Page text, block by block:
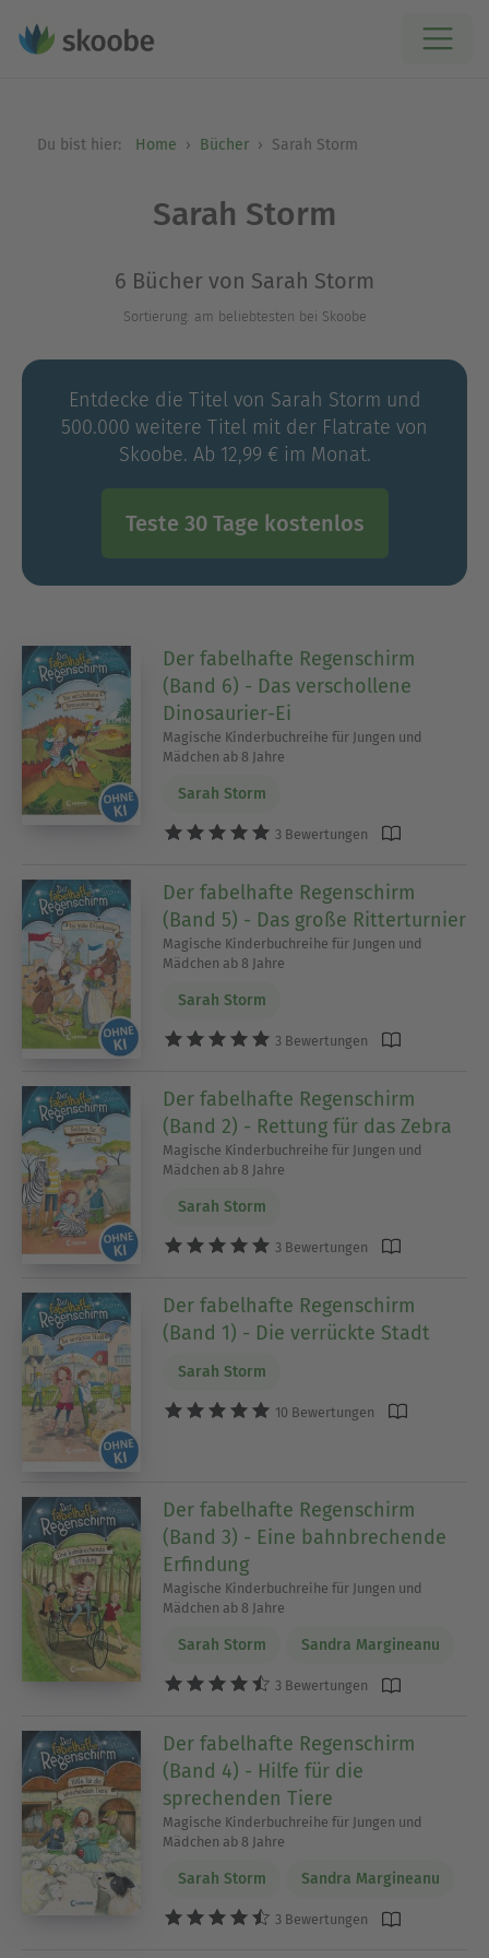
Du bist hier: Home Bücher Sarah Storm
Sarah Storm
6 Bücher von Sarah Storm
Sortierung: am beliebtesten bei Skoobe
Entdecke die Titel von Sarah Storm und
500.000 weitere Titel mit der Flatrate von
Skoobe. Ab 12,99 € im Monat.
Teste 30 Tage kostenlos
Der fabelhafte Regenschirm
(Band 6) - Das verschollene
Dinosaurier-Ei
Magische Kinderbuchreihe für Jungen und
Mädchen ab 8 Jahre
Sarah Storm
3 Bewertungen
Der fabelhafte Regenschirm
(Band 5) - Das große Ritterturnier
Magische Kinderbuchreihe für Jungen und
Mädchen ab 8 Jahre
Sarah Storm
3 Bewertungen
Der fabelhafte Regenschirm
(Band 2) - Rettung für das Zebra
Magische Kinderbuchreihe für Jungen und
Mädchen ab 8 Jahre
Sarah Storm
3 Bewertungen
Der fabelhafte Regenschirm
(Band 1) - Die verrückte Stadt
Sarah Storm
10 Bewertungen
Der fabelhafte Regenschirm
(Band 3) - Eine bahnbrechende
Erfindung
Magische Kinderbuchreihe für Jungen und
Mädchen ab 8 Jahre
Sarah Storm Sandra Margineanu
3 Bewertungen
Der fabelhafte Regenschirm
(Band 4) - Hilfe für die
sprechenden Tiere
Magische Kinderbuchreihe für Jungen und
Mädchen ab 8 Jahre
Sarah Storm Sandra Margineanu
3 Bewertungen